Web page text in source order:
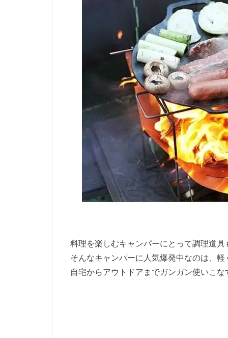
料理を楽しむキャンパーにとって調理道
そんなキャンパーに人気爆発中なのは、
自宅からアウトドアまでガンガン使いこ